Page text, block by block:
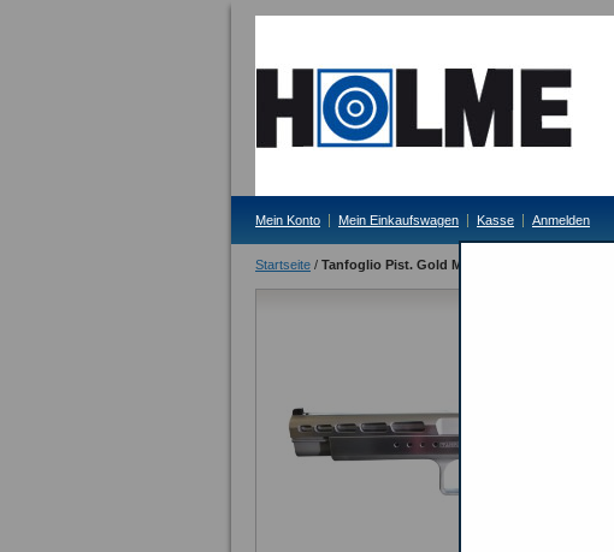
Mein Konto Mein Einkaufswagen Kasse Anmelden
Startseite / Tanfoglio Pist. Gold Match Combo